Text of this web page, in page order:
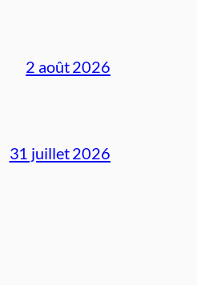
2 août 2026
31 juillet 2026